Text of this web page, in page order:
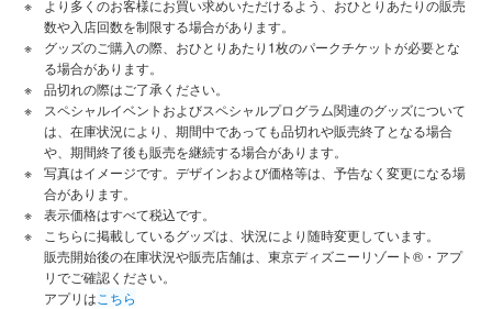
より多くのお客様にお買い求めいただけるよう、おひとりあたりの販売
数や入店回数を制限する場合があります。
グッズのご購入の際、おひとりあたり1枚のパークチケットが必要とな
る場合があります。
品切れの際はご了承ください。
スペシャルイベントおよびスペシャルプログラム関連のグッズについて
は、在庫状況により、期間中であっても品切れや販売終了となる場合
や、期間終了後も販売を継続する場合があります。
写真はイメージです。デザインおよび価格等は、予告なく変更になる場
合があります。
表示価格はすべて税込です。
こちらに掲載しているグッズは、状況により随時変更しています。
販売開始後の在庫状況や販売店舗は、東京ディズニーリゾート®・アプ
リでご確認ください。
アプリは こちら